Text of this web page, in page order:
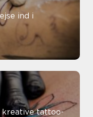
ind i
kreative tattoo-